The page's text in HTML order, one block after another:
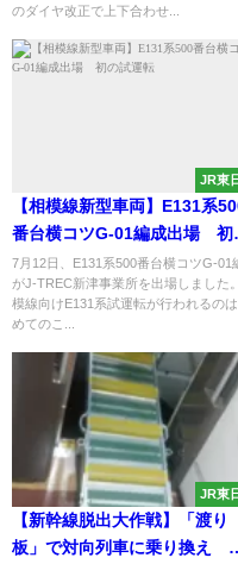
のダイヤ改正で上下合わせ...
JR東
【相模線新型車両】E131系
番台横コツG-01編成出場 初
試運転
7月12日、E131系500番台横コツG-01
がJ-TREC新津事業所を出場しました
模線向けE131系試運転が行われるのは
めてのこ...
JR東
【新幹線脱出大作戦】「渡り
板」で対向列車に乗り換え